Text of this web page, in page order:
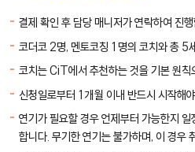
결제 확인 후 담당 매니저가 연락하여 진
코더코 2명, 멘토코칭 1명의 코치와 총 5
코치는 CiT에서 추천하는 것을 기본 원칙
신청일로부터 1개월 이내 반드시 시작해
연기가 필요할 경우 언제부터 가능한지
합니다. 무기한 연기는 불가하며, 이 경우